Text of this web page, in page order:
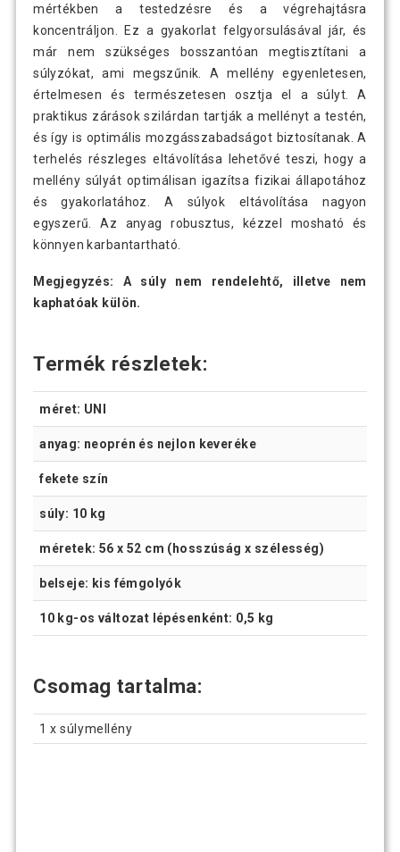
mértékben a testedzésre és a végrehajtásra
koncentráljon. Ez a gyakorlat felgyorsulásával jár, és
már nem szükséges bosszantóan megtisztítani a
súlyzókat, ami megszűnik. A mellény egyenletesen,
értelmesen és természetesen osztja el a súlyt. A
praktikus zárások szilárdan tartják a mellényt a testén,
és így is optimális mozgásszabadságot biztosítanak. A
terhelés részleges eltávolítása lehetővé teszi, hogy a
mellény súlyát optimálisan igazítsa fizikai állapotához
és gyakorlatához. A súlyok eltávolítása nagyon
egyszerű. Az anyag robusztus, kézzel mosható és
könnyen karbantartható.
Megjegyzés: A súly nem rendelehtő, illetve nem
kaphatóak külön.
Termék részletek:
méret: UNI
anyag: neoprén és nejlon keveréke
fekete szín
súly: 10 kg
méretek: 56 x 52 cm (hosszúság x szélesség)
belseje: kis fémgolyók
10 kg-os változat lépésenként: 0,5 kg
Csomag tartalma:
1 x súlymellény